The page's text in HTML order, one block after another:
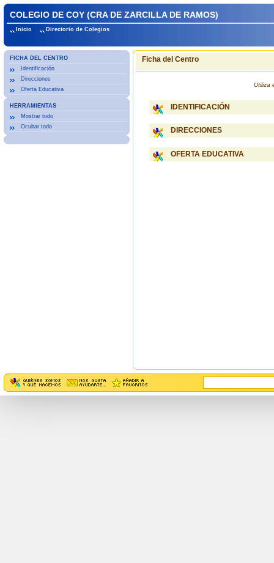
COLEGIO DE COY (CRA DE ZARCILLA DE RAMOS)
Inicio Directorio de Colegios
FICHA DEL CENTRO
Identificación
Direcciones
Oferta Educativa
HERRAMIENTAS
Mostrar todo
Ocultar todo
Ficha del Centro
Utiliza
IDENTIFICACIÓN
DIRECCIONES
OFERTA EDUCATIVA